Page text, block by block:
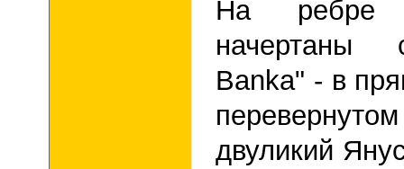
На ребре
начертаны
Banka" - в
двуликий